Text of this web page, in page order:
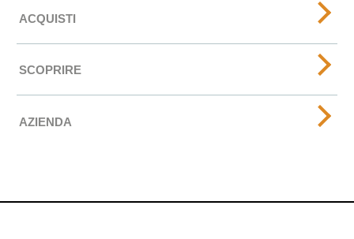
ACQUISTI
SCOPRIRE
AZIENDA